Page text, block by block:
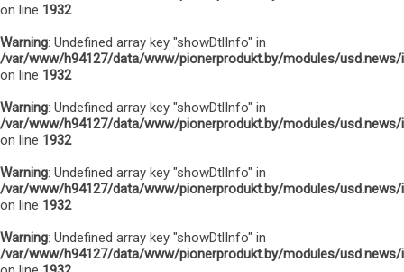
on line 1932
Warning: Undefined array key "showDtlInfo" in
/var/www/h94127/data/www/pionerprodukt.by/modules/usd.news/
on line 1932
Warning: Undefined array key "showDtlInfo" in
/var/www/h94127/data/www/pionerprodukt.by/modules/usd.news/
on line 1932
Warning: Undefined array key "showDtlInfo" in
/var/www/h94127/data/www/pionerprodukt.by/modules/usd.news/
on line 1932
Warning: Undefined array key "showDtlInfo" in
/var/www/h94127/data/www/pionerprodukt.by/modules/usd.news/